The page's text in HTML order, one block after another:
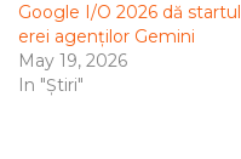
Google I/O 2026 dă startul
erei agenților Gemini
May 19, 2026
In "Știri"